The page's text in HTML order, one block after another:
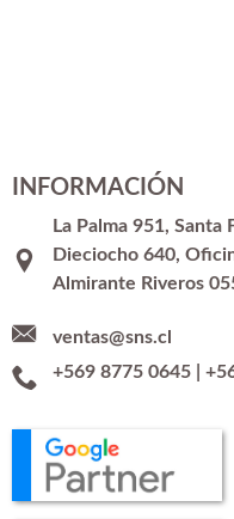
INFORMACIÓN
La Palma 951, Santa
Dieciocho 640,
Almirante Riveros
ventas@sns.cl
+569 8775 0645|